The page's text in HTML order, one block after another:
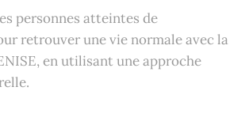
personnes atteintes de
retrouver une vie normale avec la
en utilisant une approche